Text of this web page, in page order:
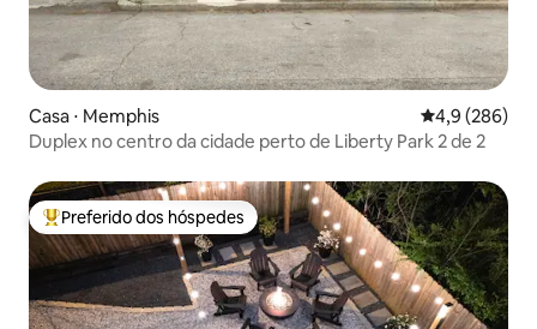
Casa ⋅ Memphis 4,9 de uma
4,9 (286)
Duplex no centro da cidade perto de Liberty Park 2 de 2
Entre os melhores preferidos dos hóspedes
Preferido dos hóspedes